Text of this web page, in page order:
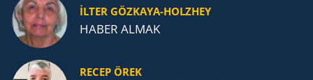
İLTER GÖZKAYA-HOLZHEY
HABER ALMAK
RECEP ÖREK